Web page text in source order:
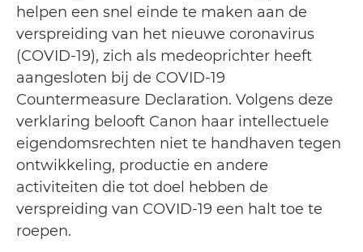
helpen een snel einde te maken aan de
verspreiding van het nieuwe coronavirus
(COVID-19), zich als medeoprichter heeft
aangesloten bij de COVID-19
Countermeasure Declaration. Volgens deze
verklaring belooft Canon haar intellectuele
eigendomsrechten niet te handhaven tegen
ontwikkeling, productie en andere
activiteiten die tot doel hebben de
verspreiding van COVID-19 een halt toe te
roepen.